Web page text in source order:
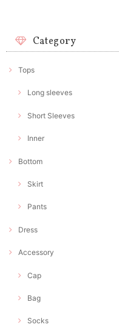
Category
Tops
Long sleeves
Short Sleeves
Inner
Bottom
Skirt
Pants
Dress
Accessory
Cap
Bag
Socks